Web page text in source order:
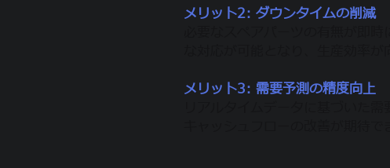
メリット2: ダウンタイムの削減
メリット3: 需要予測の精度向上